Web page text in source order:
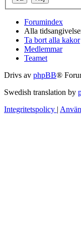
Forumindex
Alla
Ta bort alla kakor
Medlemmar
Teamet
Drivs av phpBB®
Swedish translation by
Integritetspolicy |